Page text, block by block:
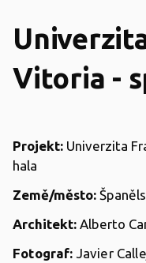
Vitoria -
Projekt: Univerzita
hala
Země/město:
Architekt: Alberto
Fotograf: Javier